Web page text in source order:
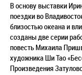
В основу выставки
поездки во
близостью океана и
созданы две серии
повесть Михаила
художника Ши Тао
Произведения